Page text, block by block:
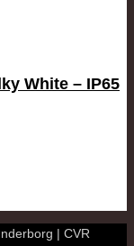
White – IP65
| CVR